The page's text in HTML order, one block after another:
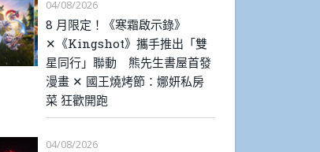
04/08/2026
8 月限定！《寒霜啟示錄》
✕《Kingshot》攜手推出「雙
星同行」聯動 熊先生書屋首發
漫畫 ✕ 國王燒烤節：娜妍私房
菜 狂歡開跑
04/08/2026